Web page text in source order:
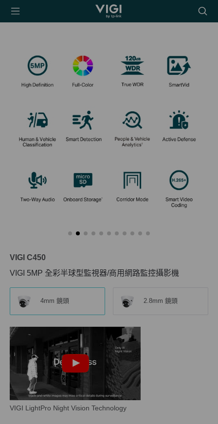
TP-Link, Reliably
搜
尋
VIGI C450
VIGI 5MP 全彩半球型監視器/商用網路監控攝影機
4mm 鏡頭 2.8mm 鏡頭
VIGI LightPro Night Vision Technology